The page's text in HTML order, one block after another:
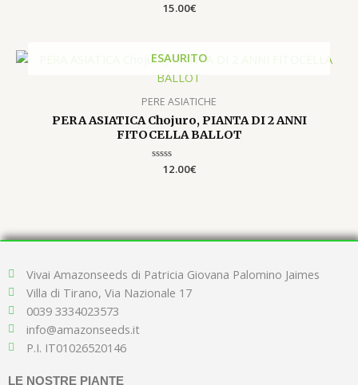
Valutato
15.00€
ESAURITO
PERE ASIATICHE
PERA ASIATICA Chojuro, PIANTA DI 2 ANNI
FITOCELLA BALLOT
Valutato
12.00€
Vivai Amazonseeds di Patricia Giovana Palomino Jaimes
Villa di Tirano, Via Nazionale 17
0039 3334023573
info@amazonseeds.it
P.I. IT01026520146
LE NOSTRE PIANTE